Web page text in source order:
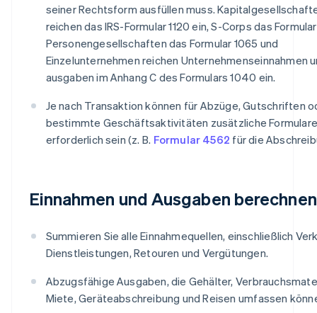
seiner Rechtsform ausfüllen muss.
reichen das IRS-Formular 1120 ein, S-Corps das
Personengesellschaften das Formular 1065 und
Einzelunternehmen reichen Unternehmenseinnahmen
ausgaben im Anhang C des Formulars 1040 ein.
Je nach Transaktion können für Abzüge, Gutschriften
bestimmte Geschäftsaktivitäten zusätzliche Formulare
erforderlich sein (z. B. Formular 4562 für die
Einnahmen und Ausgaben berechnen
Summieren Sie alle Einnahmequellen, einschließlich
Dienstleistungen, Retouren und Vergütungen.
Abzugsfähige Ausgaben, die Gehälter,
Miete, Geräteabschreibung und Reisen umfassen